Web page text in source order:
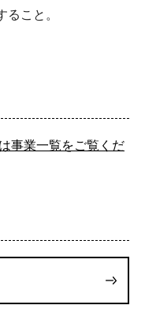
こと。
事業一覧をご覧くだ